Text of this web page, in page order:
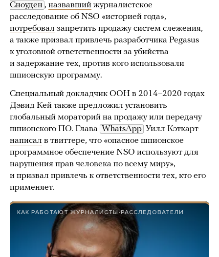
Сноуден , назвавший журналистское
расследование об NSO «историей года»,
потребовал запретить продажу систем слежения,
а также призвал привлечь разработчика Pegasus
к уголовной ответственности за убийства
и задержание тех, против кого использовали
шпионскую программу.
Специальный докладчик ООН в 2014–2020 годах
Дэвид Кей также предложил установить
глобальный мораторий на продажу или передачу
шпионского ПО. Глава WhatsApp Уилл Кэткарт
написал в твиттере, что «опасное шпионское
программное обеспечение NSO используют для
нарушения прав человека по всему миру»,
и призвал привлечь к ответственности тех, кто его
применяет.
КАК РАБОТАЮТ ЖУРНАЛИСТЫ-РАССЛЕДОВАТЕЛИ